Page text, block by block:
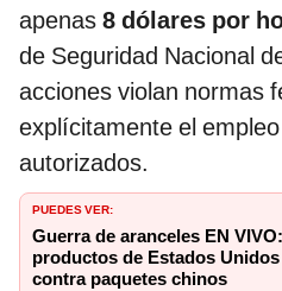
apenas 8 dólares por
de Seguridad Nacional
acciones violan normas
explícitamente el
autorizados.
PUEDES VER:
Guerra de aranceles EN
productos de Estados
contra paquetes chinos